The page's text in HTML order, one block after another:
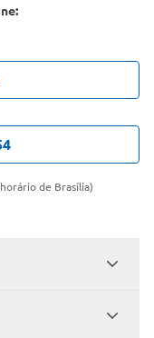
de Brasília)